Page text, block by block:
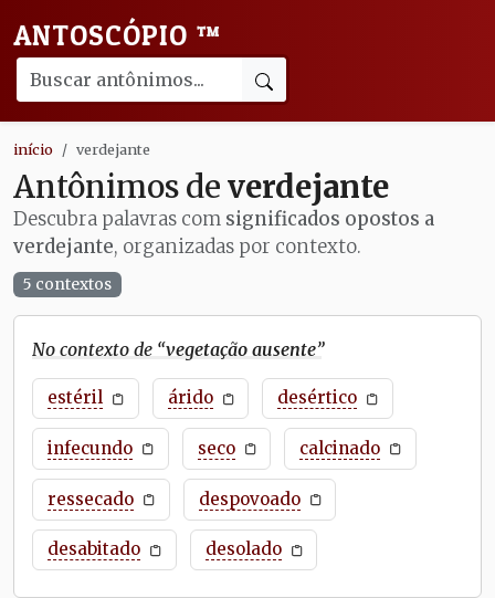
ANTOSCÓPIO ™
início verdejante
Antônimos deverdejante
Descubra palavras com significados opostos a
verdejante, organizadas por contexto.
5 contextos
No contexto de “vegetação ausente”
estéril árido desértico
infecundo seco calcinado
ressecado despovoado
desabitado desolado